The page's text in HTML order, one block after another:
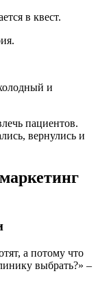
в квест.
и
пациентов.
вернулись и
а потому что
выбрать?» –